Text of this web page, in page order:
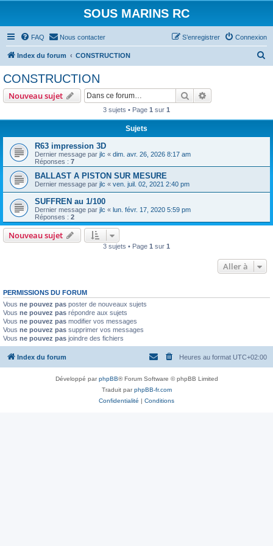
SOUS MARINS RC
FAQ Nous contacter Connexion
S’enregistrer
Index du forum CONSTRUCTION
CONSTRUCTION
Nouveau sujet Rechercher
3 sujets • Page 1 sur 1
Sujets
R63 impression 3D
Dernier message par jlc « dim. avr. 26, 2026 8:17 am
Réponses : 7
BALLAST A PISTON SUR MESURE
Dernier message par jlc « ven. juil. 02, 2021 2:40 pm
SUFFREN au 1/100
Dernier message par jlc « lun. févr. 17, 2020 5:59 pm
Réponses : 2
Nouveau sujet
3 sujets • Page 1 sur 1
Aller à
PERMISSIONS DU FORUM
Vous ne pouvez pas poster de nouveaux sujets
Vous ne pouvez pas répondre aux sujets
Vous ne pouvez pas modifier vos messages
Vous ne pouvez pas supprimer vos messages
Vous ne pouvez pas joindre des fichiers
Index du forum Heures au format UTC+02:00
Développé parphpBB® Forum Software © phpBB Limited
Traduit parphpBB-fr.com
Confidentialité | Conditions